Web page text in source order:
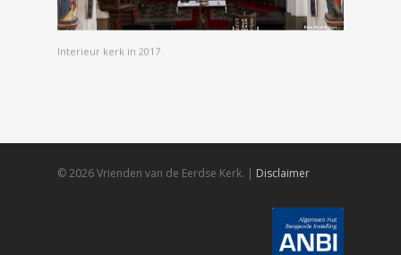
Interieur kerk in 2017
© 2026 Vrienden van de Eerdse Kerk. | Disclaimer